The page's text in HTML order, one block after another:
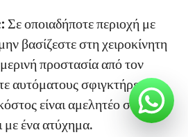
Σε οποιαδήποτε περιοχή με
βασίζεστε στη χειροκίνητη
προστασία από τον
αυτόματους σφιγκτήρες
είναι αμελητέο σε
ένα ατύχημα.